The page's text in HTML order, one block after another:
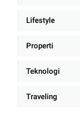
Lifestyle
Properti
Teknologi
Traveling